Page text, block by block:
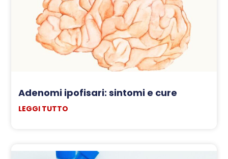
Adenomi ipofisari: sintomi e cure
LEGGI TUTTO